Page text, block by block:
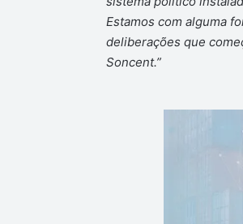
Estamos com alguma
deliberações que
Soncent.”